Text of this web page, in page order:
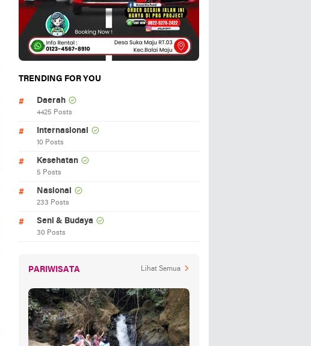
TRENDING FOR YOU
Daerah
4425 Posts
Internasional
10 Posts
Kesehatan
5 Posts
Nasional
233 Posts
Seni & Budaya
30 Posts
PARIWISATA Lihat Semua